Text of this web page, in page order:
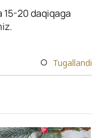
20 daqiqaga
Tugallandi